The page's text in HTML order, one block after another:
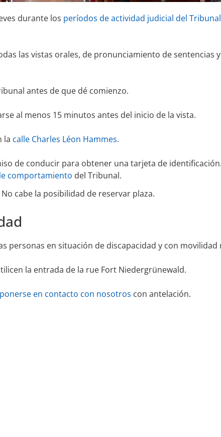
durante los períodos de actividad judicial del Tribunal
las vistas orales, de pronunciamiento de sentencias
antes de que dé comienzo.
al menos 15 minutos antes del inicio de la vista.
la calle Charles Léon Hammes.
de conducir para obtener una tarjeta de identificación.
comportamiento del Tribunal.
cabe la posibilidad de reservar plaza.
personas en situación de discapacidad y con movilidad
la entrada de la rue Fort Niedergrünewald.
ponerse en contacto con nosotros con antelación.